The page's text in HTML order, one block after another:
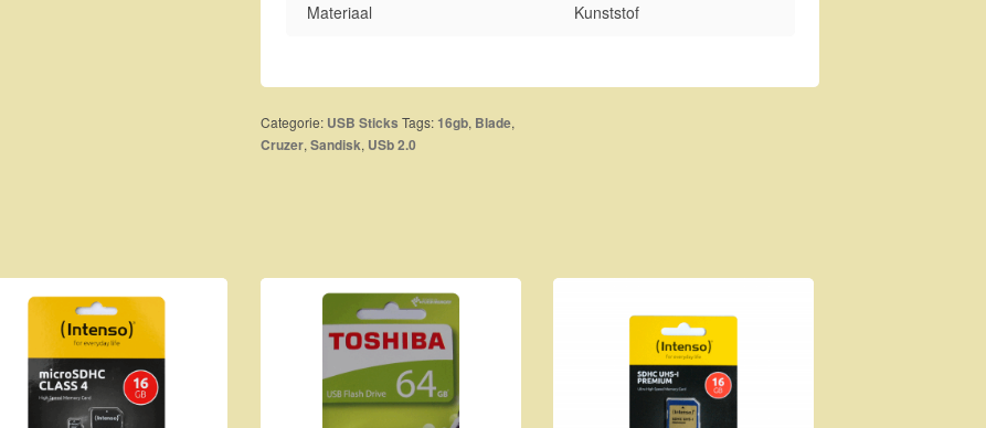
Materiaal Kunststof
Categorie: USB Sticks Tags: 16gb, Blade,
Cruzer, Sandisk, USb 2.0